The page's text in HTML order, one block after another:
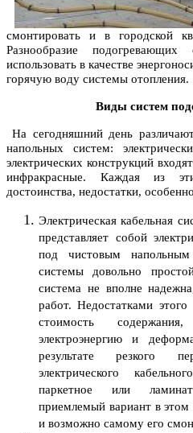
смонтировать и в городской
Разнообразие
использовать в качестве
горячую воду системы отопления.
Виды систем
На сегодняшний день
напольных систем:
электрических конструкций
инфракрасные. Каждая из
достоинства, недостатки,
Электрическая кабельная
представляет собой
под чистовым
системы довольно
система не вполне
работ. Недостатками
стоимость
электроэнергию и
результате резкого
электрического
паркетное или
приемлемый вариант в этом
и возможно самому его